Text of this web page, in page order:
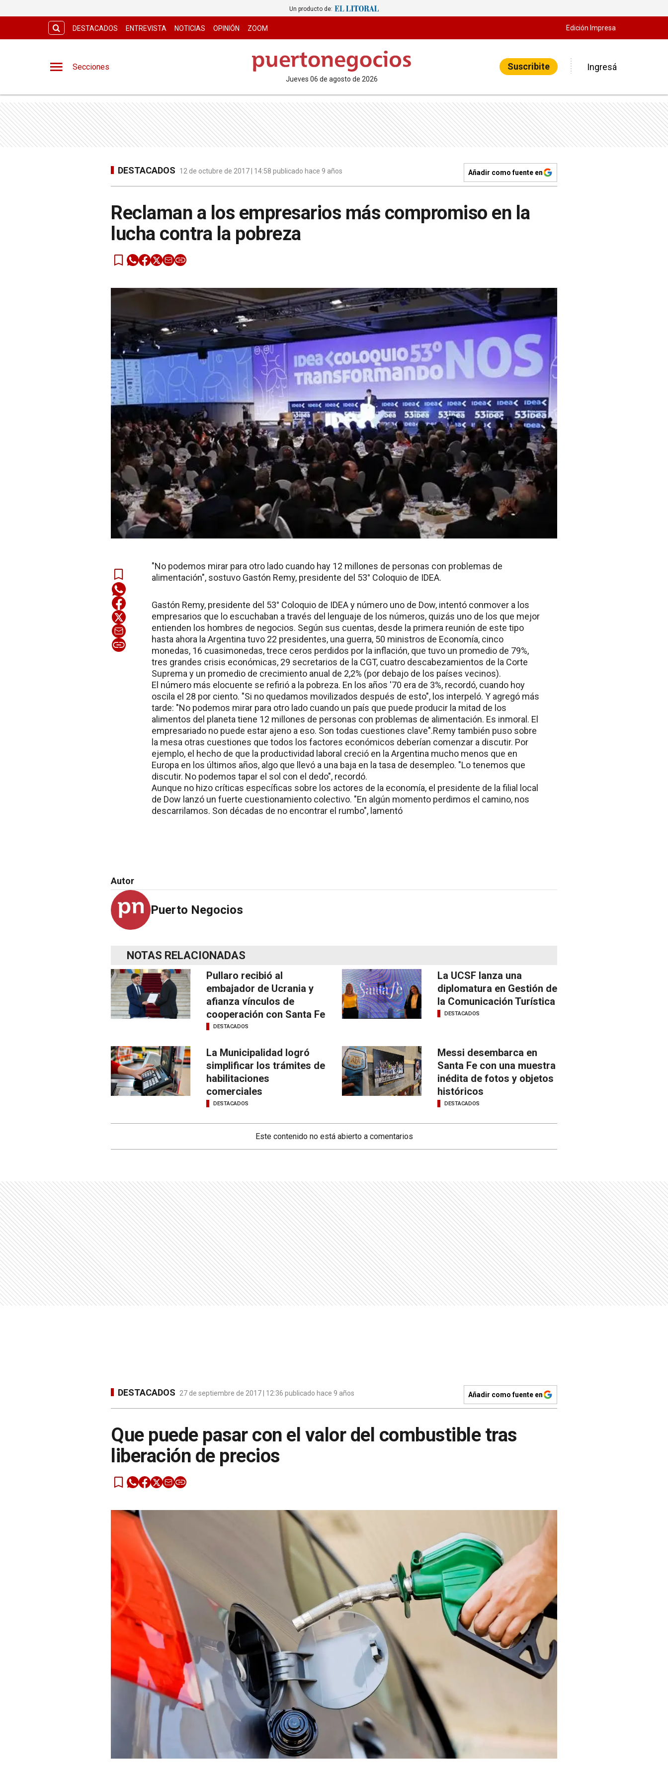
Un producto de:
DESTACADOS ENTREVISTA NOTICIAS OPINIÓN ZOOM Edición Impresa
Secciones
jueves 06 de agosto de 2026
Suscribite Ingresá
DESTACADOS 12 de octubre de 2017 | 14:58 publicado hace 9 años Añadir como fuente en
Reclaman a los empresarios más compromiso en la
lucha contra la pobreza
"No podemos mirar para otro lado cuando hay 12 millones de personas con problemas de
alimentación", sostuvo Gastón Remy, presidente del 53° Coloquio de IDEA.
Gastón Remy, presidente del 53° Coloquio de IDEA y número uno de Dow, intentó conmover a los
empresarios que lo escuchaban a través del lenguaje de los números, quizás uno de los que mejor
entienden los hombres de negocios. Según sus cuentas, desde la primera reunión de este tipo
hasta ahora la Argentina tuvo 22 presidentes, una guerra, 50 ministros de Economía, cinco
monedas, 16 cuasimonedas, trece ceros perdidos por la inflación, que tuvo un promedio de 79%,
tres grandes crisis económicas, 29 secretarios de la CGT, cuatro descabezamientos de la Corte
Suprema y un promedio de crecimiento anual de 2,2% (por debajo de los países vecinos).
El número más elocuente se refirió a la pobreza. En los años '70 era de 3%, recordó, cuando hoy
oscila el 28 por ciento. "Si no quedamos movilizados después de esto", los interpeló. Y agregó más
tarde: "No podemos mirar para otro lado cuando un país que puede producir la mitad de los
alimentos del planeta tiene 12 millones de personas con problemas de alimentación. Es inmoral. El
empresariado no puede estar ajeno a eso. Son todas cuestiones clave".Remy también puso sobre
la mesa otras cuestiones que todos los factores económicos deberían comenzar a discutir. Por
ejemplo, el hecho de que la productividad laboral creció en la Argentina mucho menos que en
Europa en los últimos años, algo que llevó a una baja en la tasa de desempleo. "Lo tenemos que
discutir. No podemos tapar el sol con el dedo", recordó.
Aunque no hizo críticas específicas sobre los actores de la economía, el presidente de la filial local
de Dow lanzó un fuerte cuestionamiento colectivo. "En algún momento perdimos el camino, nos
descarrilamos. Son décadas de no encontrar el rumbo", lamentó
Autor
Puerto Negocios
NOTAS RELACIONADAS
Pullaro recibió al
embajador de Ucrania y
afianza vínculos de
cooperación con Santa Fe
DESTACADOS
La UCSF lanza una
diplomatura en Gestión de
la Comunicación Turística
DESTACADOS
La Municipalidad logró
simplificar los trámites de
habilitaciones
comerciales
DESTACADOS
Messi desembarca en
Santa Fe con una muestra
inédita de fotos y objetos
históricos
DESTACADOS
Este contenido no está abierto a comentarios
DESTACADOS 27 de septiembre de 2017 | 12:36 publicado hace 9 años Añadir como fuente en
Que puede pasar con el valor del combustible tras
liberación de precios